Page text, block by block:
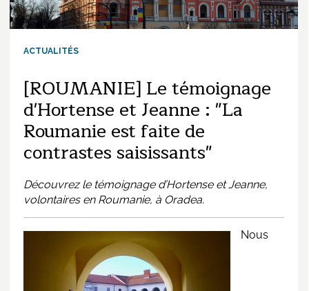
ACTUALITÉS
[ROUMANIE] Le témoignage
d'Hortense et Jeanne : "La
Roumanie est faite de
contrastes saisissants"
Découvrez le témoignage d’Hortense et Jeanne,
volontaires en Roumanie, à Oradea.
Nous